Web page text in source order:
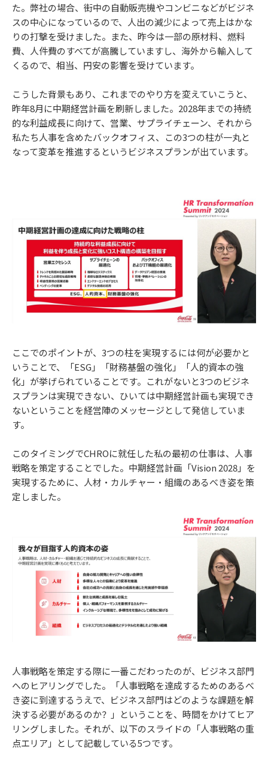
た。弊社の場合、街中の自動販売機やコンビニなどがビジネ
スの中心になっているので、人出の減少によって売上はかな
りの打撃を受けました。また、昨今は一部の原材料、燃料
費、人件費のすべてが高騰していますし、海外から輸入して
くるので、相当、円安の影響を受けています。
こうした背景もあり、これまでのやり方を変えていこうと、
昨年8月に中期経営計画を刷新しました。2028年までの持続
的な利益成長に向けて、営業、サプライチェーン、それから
私たち人事を含めたバックオフィス、この3つの柱が一丸と
なって変革を推進するというビジネスプランが出ています。
ここでのポイントが、3つの柱を実現するには何が必要かと
いうことで、「ESG」「財務基盤の強化」「人的資本の強
化」が挙げられていることです。これがないと3つのビジネ
スプランは実現できない、ひいては中期経営計画も実現でき
ないということを経営陣のメッセージとして発信していま
す。
このタイミングでCHROに就任した私の最初の仕事は、人事
戦略を策定することでした。中期経営計画「Vision 2028」を
実現するために、人材・カルチャー・組織のあるべき姿を策
定しました。
人事戦略を策定する際に一番こだわったのが、ビジネス部門
へのヒアリングでした。「人事戦略を達成するためのあるべ
き姿に到達するうえで、ビジネス部門はどのような課題を解
決する必要があるのか？」ということを、時間をかけてヒア
リングしました。それが、以下のスライドの「人事戦略の重
点エリア」として記載している5つです。